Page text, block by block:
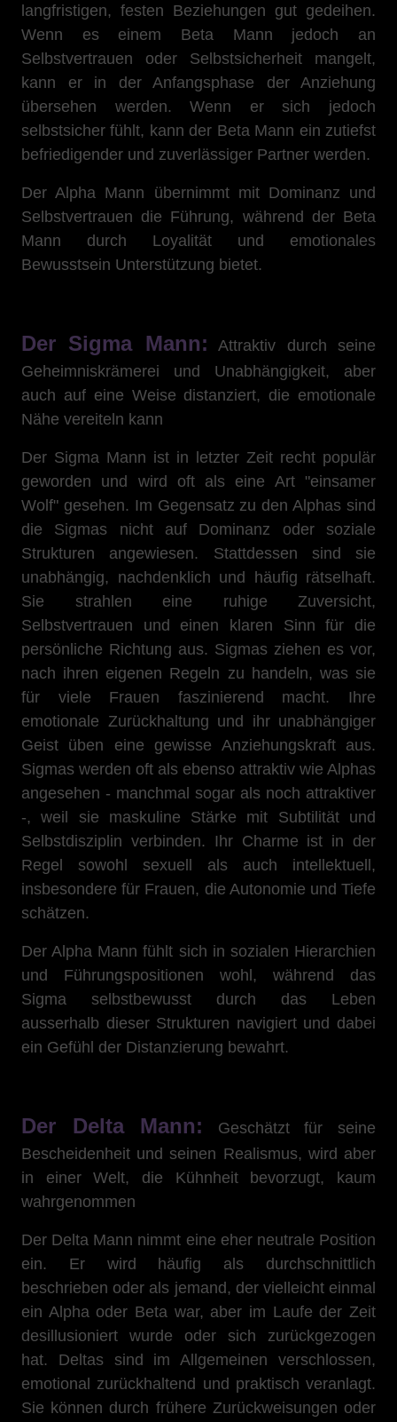
langfristigen, festen Beziehungen gut gedeihen.
Wenn es einem Beta Mann jedoch an
Selbstvertrauen oder Selbstsicherheit mangelt,
kann er in der Anfangsphase der Anziehung
übersehen werden. Wenn er sich jedoch
selbstsicher fühlt, kann der Beta Mann ein zutiefst
befriedigender und zuverlässiger Partner werden.
Der Alpha Mann übernimmt mit Dominanz und
Selbstvertrauen die Führung, während der Beta
Mann durch Loyalität und emotionales
Bewusstsein Unterstützung bietet.
Der Sigma Mann: Attraktiv durch seine
Geheimniskrämerei und Unabhängigkeit, aber
auch auf eine Weise distanziert, die emotionale
Nähe vereiteln kann
Der Sigma Mann ist in letzter Zeit recht populär
geworden und wird oft als eine Art "einsamer
Wolf" gesehen. Im Gegensatz zu den Alphas sind
die Sigmas nicht auf Dominanz oder soziale
Strukturen angewiesen. Stattdessen sind sie
unabhängig, nachdenklich und häufig rätselhaft.
Sie strahlen eine ruhige Zuversicht,
Selbstvertrauen und einen klaren Sinn für die
persönliche Richtung aus. Sigmas ziehen es vor,
nach ihren eigenen Regeln zu handeln, was sie
für viele Frauen faszinierend macht. Ihre
emotionale Zurückhaltung und ihr unabhängiger
Geist üben eine gewisse Anziehungskraft aus.
Sigmas werden oft als ebenso attraktiv wie Alphas
angesehen - manchmal sogar als noch attraktiver
-, weil sie maskuline Stärke mit Subtilität und
Selbstdisziplin verbinden. Ihr Charme ist in der
Regel sowohl sexuell als auch intellektuell,
insbesondere für Frauen, die Autonomie und Tiefe
schätzen.
Der Alpha Mann fühlt sich in sozialen Hierarchien
und Führungspositionen wohl, während das
Sigma selbstbewusst durch das Leben
ausserhalb dieser Strukturen navigiert und dabei
ein Gefühl der Distanzierung bewahrt.
Der Delta Mann:
Geschätzt für seine
Bescheidenheit und seinen Realismus, wird aber
in einer Welt, die Kühnheit bevorzugt, kaum
wahrgenommen
Der Delta Mann nimmt eine eher neutrale Position
ein. Er wird häufig als durchschnittlich
beschrieben oder als jemand, der vielleicht einmal
ein Alpha oder Beta war, aber im Laufe der Zeit
desillusioniert wurde oder sich zurückgezogen
hat. Deltas sind im Allgemeinen verschlossen,
emotional zurückhaltend und praktisch veranlagt.
Sie können durch frühere Zurückweisungen oder